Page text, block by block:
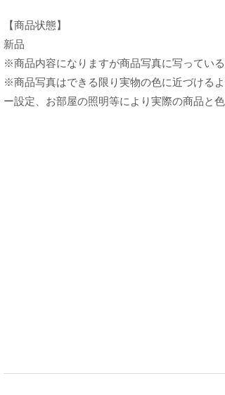
【商品状態】
新品
※商品内容になりますが商品写真に写っている
※商品写真はできる限り実物の色に近づける
ー設定、お部屋の照明等により実際の商品と